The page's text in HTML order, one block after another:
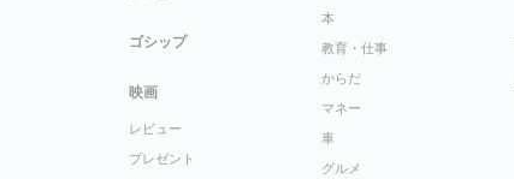
ゴシップ
映画
レビュー
プレゼント
本
教育・仕事
からだ
マネー
車
グルメ